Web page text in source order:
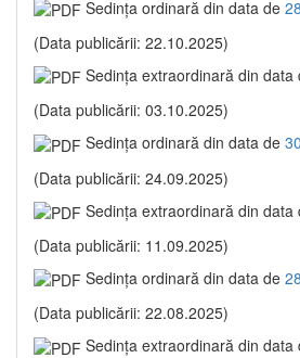
Sedinţa ordinară din data de
(Data publicării: 22.10.2025)
Sedinţa extraordinară din data
(Data publicării: 03.10.2025)
Sedinţa ordinară din data de
(Data publicării: 24.09.2025)
Sedinţa extraordinară din data
(Data publicării: 11.09.2025)
Sedinţa ordinară din data de
(Data publicării: 22.08.2025)
Sedinţa extraordinară din data